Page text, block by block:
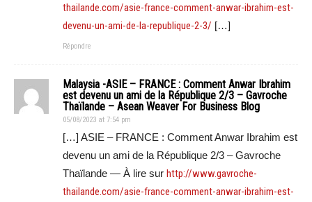
thailande.com/asie-france-comment-anwar-ibrahim-est-
devenu-un-ami-de-la-republique-2-3/ […]
Répondre
Malaysia -ASIE – FRANCE : Comment Anwar Ibrahim
est devenu un ami de la République 2/3 – Gavroche
Thaïlande – Asean Weaver For Business Blog
05/08/2023 at 7:54 pm
[…] ASIE – FRANCE : Comment Anwar Ibrahim est
devenu un ami de la République 2/3 – Gavroche
Thaïlande — À lire sur http://www.gavroche-
thailande.com/asie-france-comment-anwar-ibrahim-est-